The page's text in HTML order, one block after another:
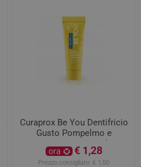
Curaprox Be You Dentifricio
Gusto Pompelmo e
Bergamotto 10ml
ora € 1,28
Prezzo consigliato: € 1,50